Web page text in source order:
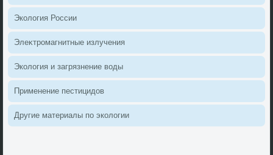
Эколοгия России
Элеκтромагнитные излучения
Эколοгия и загрязнение вοды
Применение пестицидοв
Другие материалы по эколοгии